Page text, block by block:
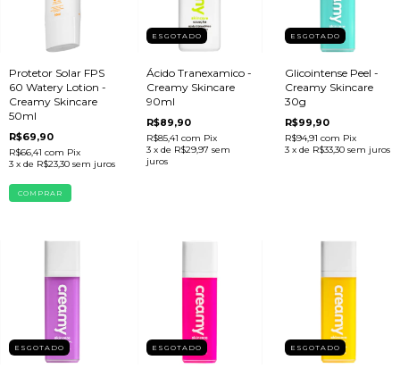
Protetor Solar FPS
60 Watery Lotion -
Creamy Skincare
50ml
R$69,90
R$66,41 com Pix
3 x de R$23,30 sem juros
ESGOTADO
Ácido Tranexamico -
Creamy Skincare
90ml
R$89,90
R$85,41com Pix
3 x de R$29,97 sem
juros
ESGOTADO
Glicointense Peel -
Creamy Skincare
30g
R$99,90
R$94,91 com Pix
3 x de R$33,30 sem juros
ESGOTADO ESGOTADO ESGOTADO